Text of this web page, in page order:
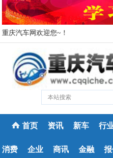
重庆汽车网欢迎您~！
首页 资讯 新车 行
消费 企业 商讯 金融